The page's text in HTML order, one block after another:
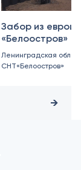
Забор из
«Белоостров»
Ленинградская обл.,
СНТ«Белоостров»